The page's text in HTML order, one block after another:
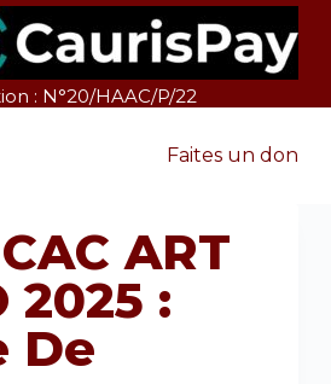
: N°20/HAAC/P/22
Faites un don
ART
2025 :
De